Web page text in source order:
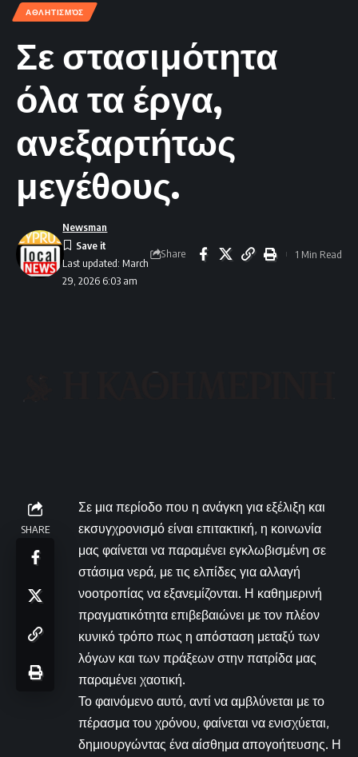
ΑΘΛΗΤΙΣΜΌΣ
Σε στασιμότητα
όλα τα έργα,
ανεξαρτήτως
μεγέθους.
Last updated: March
29, 2026 6:03 am
Newsman
Share 1 Min Read
SHARE
Σε μια περίοδο που η ανάγκη για εξέλιξη και
εκσυγχρονισμό είναι επιτακτική, η κοινωνία
μας φαίνεται να παραμένει εγκλωβισμένη σε
στάσιμα νερά, με τις ελπίδες για αλλαγή
νοοτροπίας να εξανεμίζονται. Η καθημερινή
πραγματικότητα επιβεβαιώνει με τον πλέον
κυνικό τρόπο πως η απόσταση μεταξύ των
λόγων και των πράξεων στην πατρίδα μας
παραμένει χαοτική.
Το φαινόμενο αυτό, αντί να αμβλύνεται με το
πέρασμα του χρόνου, φαίνεται να ενισχύεται,
δημιουργώντας ένα αίσθημα απογοήτευσης. Η